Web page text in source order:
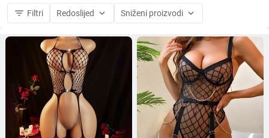
filter_list Filtri Redoslijed keyboard_arrow_down Sniženi proizvodi keyboard_arrow_down